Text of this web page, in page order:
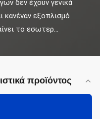
δεν έχουν γενικά
κανέναν εξοπλισμό
το εσωτερ...
προϊόντος